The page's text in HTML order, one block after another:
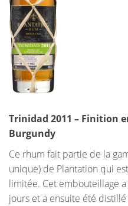
Trinidad 2011 – Finition
Burgundy
Ce rhum fait partie de la
unique) de Plantation qui
limitée. Cet embouteillage
jours et a ensuite été